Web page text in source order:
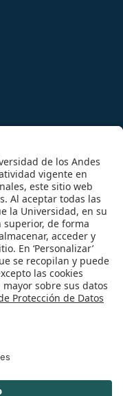
Francesco Galgano